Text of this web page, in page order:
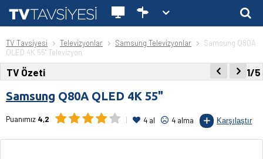
TV Tavsiyesi Televizyonlar Samsung Televizyonlar
Samsung Q80A
QLED 4K 55" Televizyon
TV Özeti 1/5
Samsung Q80A QLED 4K 55"
Puanımız 4,2 4 al 4 alma Karşılaştır